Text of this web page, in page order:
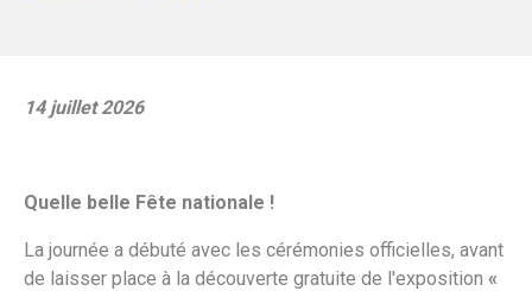
14 juillet 2026
Quelle belle Fête nationale !
La journée a débuté avec les cérémonies officielles, avant
de laisser place à la découverte gratuite de l'exposition «